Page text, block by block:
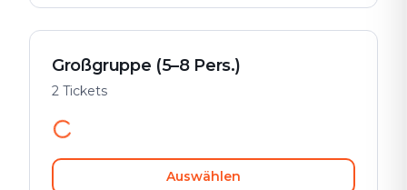
Großgruppe (5–8 Pers.)
2 Tickets
Auswählen